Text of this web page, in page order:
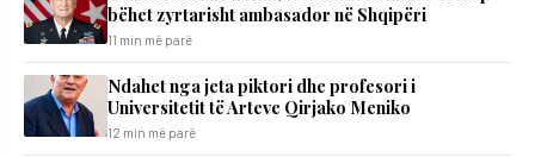
bëhet zyrtarisht ambasador në Shqipëri
11 min më parë
Ndahet nga jeta piktori dhe profesori i
Universitetit të Arteve Qirjako Meniko
12 min më parë